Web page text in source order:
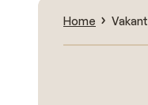
Home